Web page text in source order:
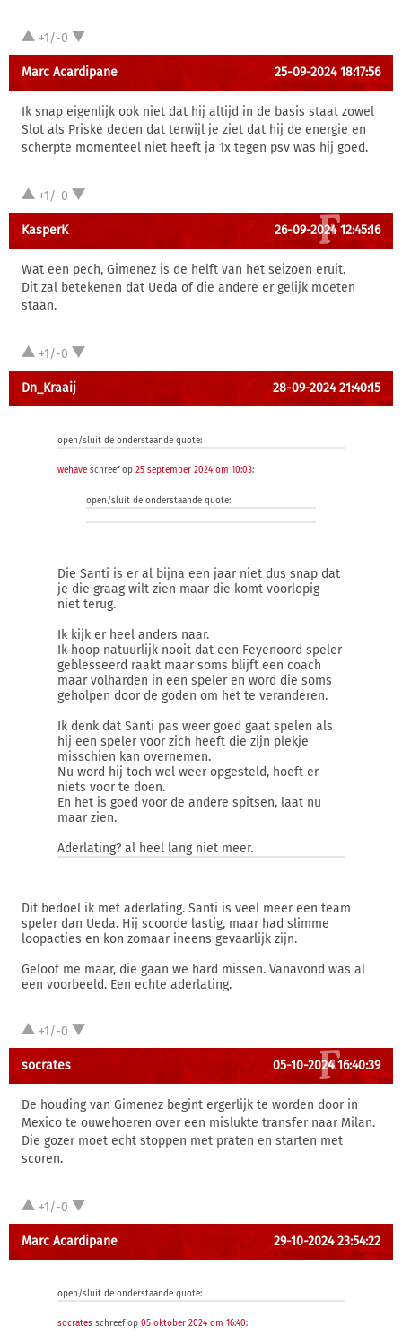
+1/-0
Marc Acardipane 25-09-2024 18:17:56
Ik snap eigenlijk ook niet dat hij altijd in de basis staat zowel
Slot als Priske deden dat terwijl je ziet dat hij de energie en
scherpte momenteel niet heeft ja 1x tegen psv was hij goed.
+1/-0
KasperK 26-09-2024 12:45:16
Wat een pech, Gimenez is de helft van het seizoen eruit.
Dit zal betekenen dat Ueda of die andere er gelijk moeten
staan.
+1/-0
Dn_Kraaij 28-09-2024 21:40:15
open/sluit de onderstaande quote:
wehave schreef op 25 september 2024 om 10:03:
open/sluit de onderstaande quote:
Die Santi is er al bijna een jaar niet dus snap dat
je die graag wilt zien maar die komt voorlopig
niet terug.
Ik kijk er heel anders naar.
Ik hoop natuurlijk nooit dat een Feyenoord speler
geblesseerd raakt maar soms blijft een coach
maar volharden in een speler en word die soms
geholpen door de goden om het te veranderen.
Ik denk dat Santi pas weer goed gaat spelen als
hij een speler voor zich heeft die zijn plekje
misschien kan overnemen.
Nu word hij toch wel weer opgesteld, hoeft er
niets voor te doen.
En het is goed voor de andere spitsen, laat nu
maar zien.
Aderlating? al heel lang niet meer.
Dit bedoel ik met aderlating. Santi is veel meer een team
speler dan Ueda. Hij scoorde lastig, maar had slimme
loopacties en kon zomaar ineens gevaarlijk zijn.
Geloof me maar, die gaan we hard missen. Vanavond was al
een voorbeeld. Een echte aderlating.
+1/-0
socrates 05-10-2024 16:40:39
De houding van Gimenez begint ergerlijk te worden door in
Mexico te ouwehoeren over een mislukte transfer naar Milan.
Die gozer moet echt stoppen met praten en starten met
scoren.
+1/-0
Marc Acardipane 29-10-2024 23:54:22
open/sluit de onderstaande quote:
socrates schreef op 05 oktober 2024 om 16:40: